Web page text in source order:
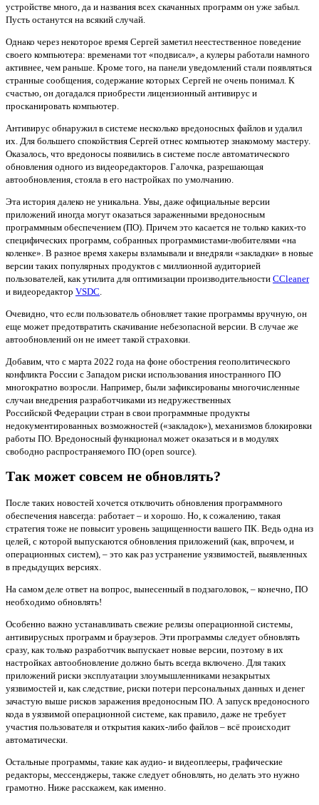
устройстве много, да и названия всех скачанных программ он уже забыл.
Пусть останутся на всякий случай.
Однако через некоторое время Сергей заметил неестественное поведение
своего компьютера: временами тот «подвисал», а кулеры работали намного
активнее, чем раньше. Кроме того, на панели уведомлений стали появляться
странные сообщения, содержание которых Сергей не очень понимал. К
счастью, он догадался приобрести лицензионный антивирус и
просканировать компьютер.
Антивирус обнаружил в системе несколько вредоносных файлов и удалил
их. Для большего спокойствия Сергей отнес компьютер знакомому мастеру.
Оказалось, что вредоносы появились в системе после автоматического
обновления одного из видеоредакторов. Галочка, разрешающая
автообновления, стояла в его настройках по умолчанию.
Эта история далеко не уникальна. Увы, даже официальные версии
приложений иногда могут оказаться зараженными вредоносным
программным обеспечением (ПО). Причем это касается не только каких-то
специфических программ, собранных программистами-любителями «на
коленке». В разное время хакеры взламывали и внедряли «закладки» в новые
версии таких популярных продуктов с миллионной аудиторией
пользователей, как утилита для оптимизации производительности CCleaner
и видеоредактор VSDC
Очевидно, что если пользователь обновляет такие программы вручную, он
еще может предотвратить скачивание небезопасной версии. В случае же
автообновлений он не имеет такой страховки.
Добавим, что с марта 2022 года на фоне обострения геополитического
конфликта России с Западом риски использования иностранного ПО
многократно возросли. Например, были зафиксированы многочисленные
случаи внедрения разработчиками из недружественных
Российской Федерации стран в свои программные продукты
недокументированных возможностей («закладок»), механизмов блокировки
работы ПО. Вредоносный функционал может оказаться и в модулях
свободно распространяемого ПО (open source).
Так может совсем не обновлять?
После таких новостей хочется отключить обновления программного
обеспечения навсегда: работает – и хорошо. Но, к сожалению, такая
стратегия тоже не повысит уровень защищенности вашего ПК. Ведь одна из
целей, с которой выпускаются обновления приложений (как, впрочем, и
операционных систем), – это как раз устранение уязвимостей, выявленных
в предыдущих версиях.
На самом деле ответ на вопрос, вынесенный в подзаголовок, – конечно, ПО
необходимо обновлять!
Особенно важно устанавливать свежие релизы операционной системы,
антивирусных программ и браузеров. Эти программы следует обновлять
сразу, как только разработчик выпускает новые версии, поэтому в их
настройках автообновление должно быть всегда включено. Для таких
приложений риски эксплуатации злоумышленниками незакрытых
уязвимостей и, как следствие, риски потери персональных данных и денег
зачастую выше рисков заражения вредоносным ПО. А запуск вредоносного
кода в уязвимой операционной системе, как правило, даже не требует
участия пользователя и открытия каких-либо файлов – всё происходит
автоматически.
Остальные программы, такие как аудио- и видеоплееры, графические
редакторы, мессенджеры, также следует обновлять, но делать это нужно
грамотно. Ниже расскажем, как именно.